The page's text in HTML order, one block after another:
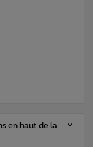
en haut de la